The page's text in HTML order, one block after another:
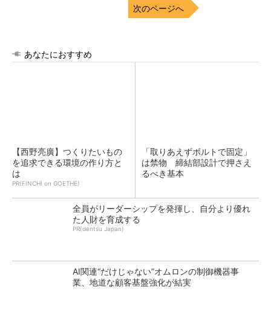
次のページへ
あなたにおすすめ
【西野亮廣】つくりたいもの
を追求できる環境の作り方と
は
PR(FINCHI on GOETHE)
「取りあえずボルトで固定」
は禁物 締結部設計で押さえ
るべき基本
全員がリーダーシップを発揮し、自分より優れ
た人財を育成する
PR(dentsu Japan)
AI関連“だけじゃない”オムロンの制御機器事
業、地道な顧客基盤強化が結実